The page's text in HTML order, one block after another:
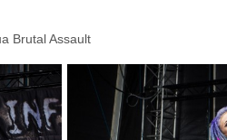
Brutal Assault